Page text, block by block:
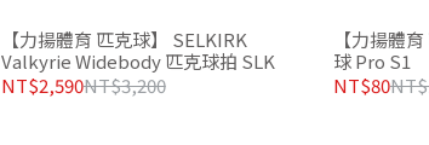
【力揚體育 匹克球】 SELKIRK
Valkyrie Widebody 匹克球拍 SLK
NT$2,590NT$3,200
【力揚體
球 Pro S1
NT$80